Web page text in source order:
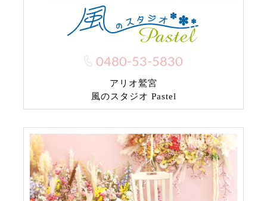
0480-53-5830
アリオ鷲宮
風のスタジオ Pastel